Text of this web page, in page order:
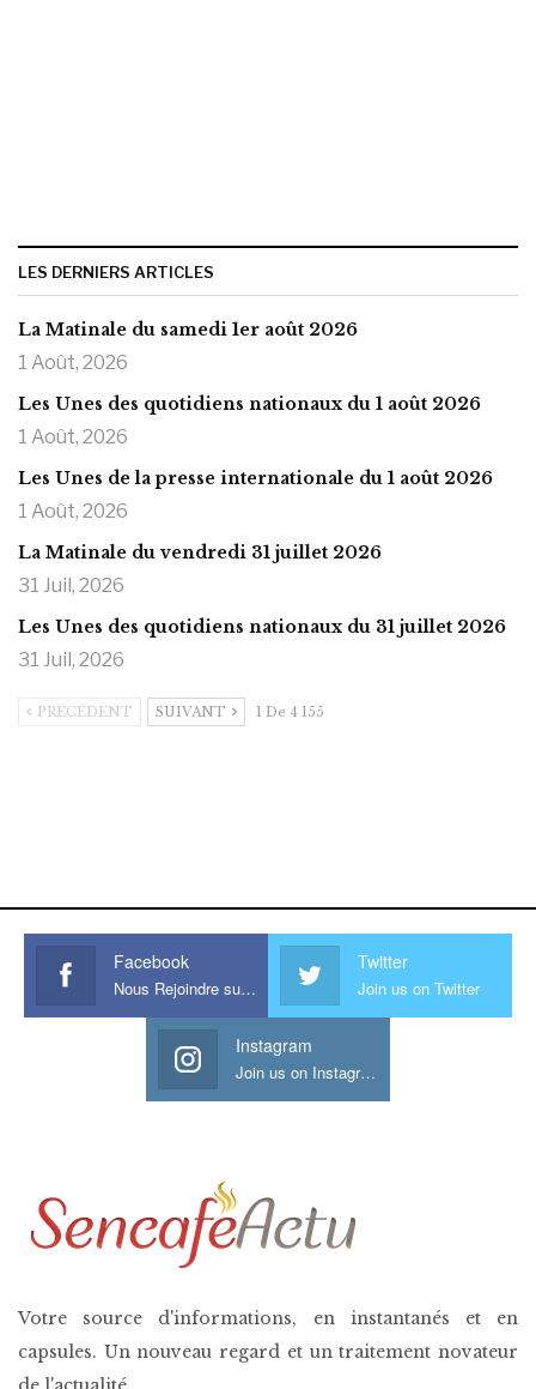
LES DERNIERS ARTICLES
La Matinale du samedi 1er août 2026
1 Août, 2026
Les Unes des quotidiens nationaux du 1 août 2026
1 Août, 2026
Les Unes de la presse internationale du 1 août 2026
1 Août, 2026
La Matinale du vendredi 31 juillet 2026
31 Juil, 2026
Les Unes des quotidiens nationaux du 31 juillet 2026
31 Juil, 2026
PRÉCÉDENT SUIVANT 1 De 4 155
Facebook
Nous Rejoindre sur Facebook
Twitter
Join us on Twitter
Instagram
Join us on Instagram
Votre source d'informations, en instantanés et en
capsules. Un nouveau regard et un traitement novateur